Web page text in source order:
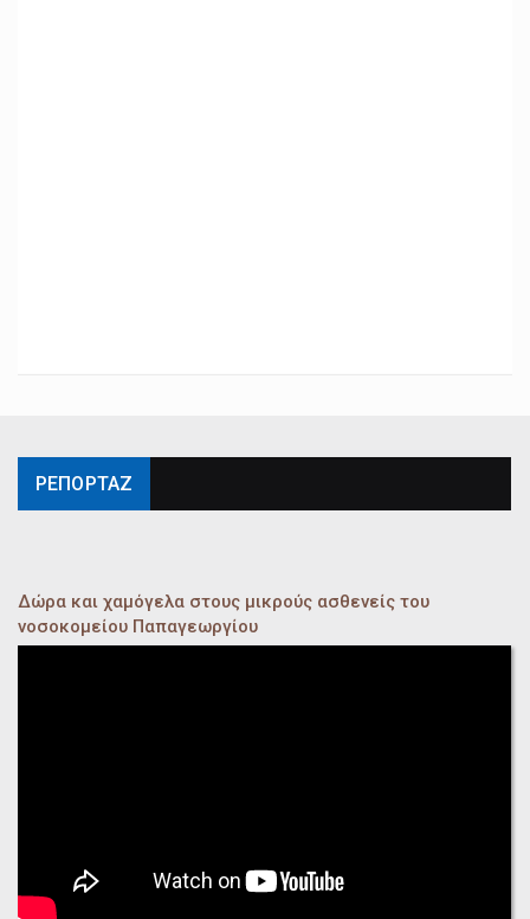
ΡΕΠΟΡΤΑΖ
Δώρα και χαμόγελα στους μικρούς ασθενείς του
νοσοκομείου Παπαγεωργίου